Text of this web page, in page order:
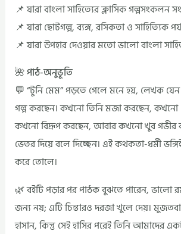
📌 যারা বাংলা সাহিত্যের ক্লাসিক গল্পসংকলন
📌 যারা ছোটগল্প, ব্যঙ্গ, রসিকতা ও সাহিত্যিক
📌 যারা উপহার দেওয়ার মতো ভালো বাংলা
🌺 পাঠ-অনুভূতি
💬 “টুনি মেম” পড়তে গেলে মনে হয়, লেখক
গল্প করছেন। কখনো তিনি মজা করছেন,
কখনো বিদ্রূপ করছেন, আবার কখনো খুব গভীর
ভেতর দিয়ে বলে দিচ্ছেন। এই কথকতা-ধর্মী
করে তোলে।
🌿 বইটি পড়ার পর পাঠক বুঝতে পারেন, ভালো
জন্য নয়; এটি চিন্তারও দরজা খুলে দেয়।
হাসান, কিন্তু সেই হাসির পরেই তিনি আমাদের